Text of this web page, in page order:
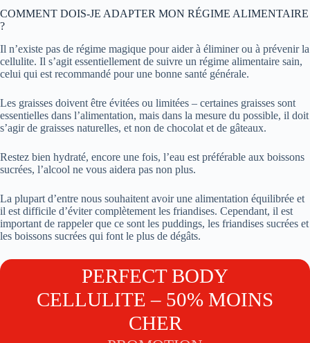
COMMENT DOIS-JE ADAPTER MON RÉGIME ALIMENTAIRE
?
Il n’existe pas de régime magique pour aider à éliminer ou à prévenir la
cellulite. Il s’agit essentiellement de suivre un régime alimentaire sain,
celui qui est recommandé pour une bonne santé générale.
Les graisses doivent être évitées ou limitées – certaines graisses sont
essentielles dans l’alimentation, mais dans la mesure du possible, il doit
s’agir de graisses naturelles, et non de chocolat et de gâteaux.
Restez bien hydraté, encore une fois, l’eau est préférable aux boissons
sucrées, l’alcool ne vous aidera pas non plus.
La plupart d’entre nous souhaitent avoir une alimentation équilibrée et
il est difficile d’éviter complètement les friandises. Cependant, il est
important de rappeler que ce sont les puddings, les friandises sucrées et
les boissons sucrées qui font le plus de dégâts.
PERFECT BODY
CELLULITE – 50% MOINS
CHER